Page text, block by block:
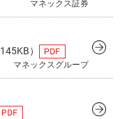
マネックス証券
145KB）
マネックスグループ